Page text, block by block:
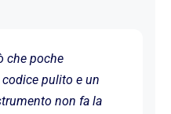
che poche
pulito e un
non fa la